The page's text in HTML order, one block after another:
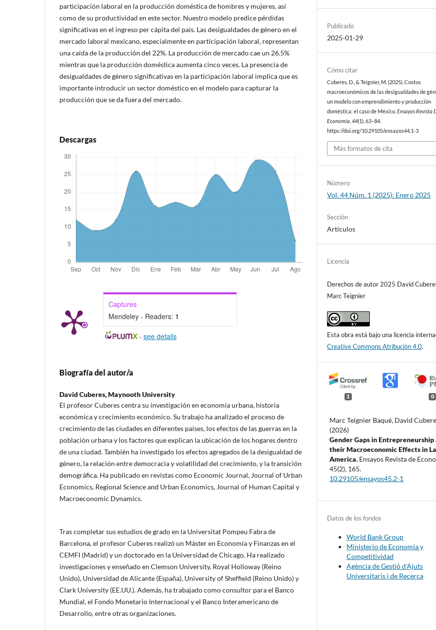
participación laboral en la producción doméstica de hombres y mujeres, así
como de su productividad en este sector. Nuestro modelo predice pérdidas
significativas en el ingreso per cápita del país. Las desigualdades de género en el
mercado laboral mexicano, especialmente en participación laboral, representan
una caída de la producción del 22%. La producción de mercado cae un 26.5%
mientras que la producción doméstica aumenta cinco veces. La presencia de
desigualdades de género significativas en la participación laboral implica que es
importante introducir un sector doméstico en el modelo para capturar la
producción que se da fuera del mercado.
Descargas
Captures
Mendeley - Readers: 1
- see details
Biografía del autor/a
David Cuberes,Maynooth University
El profesor Cuberes centra su investigación en economía urbana, historia
económica y crecimiento económico. Su trabajo ha analizado el proceso de
crecimiento de las ciudades en diferentes países, los efectos de las guerras en la
población urbana y los factores que explican la ubicación de los hogares dentro
de una ciudad. También ha investigado los efectos agregados de la desigualdad de
género, la relación entre democracia y volatilidad del crecimiento, y la transición
demográfica. Ha publicado en revistas como Economic Journal, Journal of Urban
Economics, Regional Science and Urban Economics, Journal of Human Capital y
Macroeconomic Dynamics.
Tras completar sus estudios de grado en la Universitat Pompeu Fabra de
Barcelona, el profesor Cuberes realizó un Máster en Economía y Finanzas en el
CEMFI (Madrid) y un doctorado en la Universidad de Chicago. Ha realizado
investigaciones y enseñado en Clemson University, Royal Holloway (Reino
Unido), Universidad de Alicante (España), University of Sheffield (Reino Unido) y
Clark University (EE.UU.). Además, ha trabajado como consultor para el Banco
Mundial, el Fondo Monetario Internacional y el Banco Interamericano de
Desarrollo, entre otras organizaciones.
Publicado
2025-01-29
Cómo citar
Cuberes, D., & Teignier, M. (2025). Costos
macroeconómicos de las desigualdades de
un modelo con emprendimiento y producción
doméstica: el caso de México.Ensayos Revista
Economía,44(1), 63–84.
https://doi.org/10.29105/ensayos44.1-3
Más formatos de cita
Número
Vol. 44 Núm. 1 (2025): Enero 2025
Sección
Artículos
Licencia
Derechos de autor 2025 David
Marc Teignier
Esta obra está bajo una licencia
Creative Commons Atribución 4.0.
1 0
Marc Teignier Baqué, David
(2026)
Gender Gaps in Entrepreneurship
their Macroeconomic Effects in
America. Ensayos Revista de
45(2), 165.
10.29105/ensayos45.2-1
Datos de los fondos
World Bank Group
Ministerio de Economía y
Competitividad
Agència de Gestió d'Ajuts
Universitaris i de Recerca